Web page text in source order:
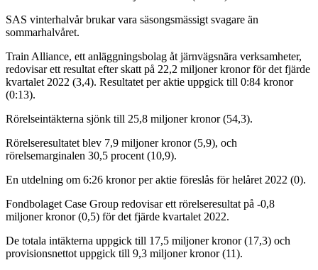
SAS vinterhalvår brukar vara säsongsmässigt svagare än
sommarhalvåret.
Train Alliance, ett anläggningsbolag åt järnvägsnära verksamheter,
redovisar ett resultat efter skatt på 22,2 miljoner kronor för det fjärde
kvartalet 2022 (3,4). Resultatet per aktie uppgick till 0:84 kronor
(0:13).
Rörelseintäkterna sjönk till 25,8 miljoner kronor (54,3).
Rörelseresultatet blev 7,9 miljoner kronor (5,9), och
rörelsemarginalen 30,5 procent (10,9).
En utdelning om 6:26 kronor per aktie föreslås för helåret 2022 (0).
Fondbolaget Case Group redovisar ett rörelseresultat på -0,8
miljoner kronor (0,5) för det fjärde kvartalet 2022.
De totala intäkterna uppgick till 17,5 miljoner kronor (17,3) och
provisionsnettot uppgick till 9,3 miljoner kronor (11).